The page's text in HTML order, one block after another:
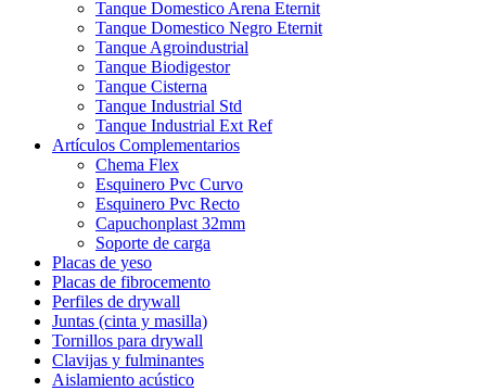
Tanque Domestico Arena Eternit
Tanque Domestico Negro Eternit
Tanque Agroindustrial
Tanque Biodigestor
Tanque Cisterna
Tanque Industrial Std
Tanque Industrial Ext Ref
Artículos Complementarios
Chema Flex
Esquinero Pvc Curvo
Esquinero Pvc Recto
Capuchonplast 32mm
Soporte de carga
Placas de yeso
Placas de fibrocemento
Perfiles de drywall
Juntas (cinta y masilla)
Tornillos para drywall
Clavijas y fulminantes
Aislamiento acústico